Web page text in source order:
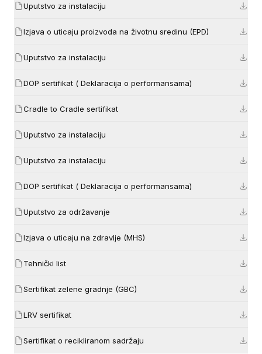
Uputstvo za instalaciju
Izjava o uticaju proizvoda na životnu sredinu (EPD)
Uputstvo za instalaciju
DOP sertifikat ( Deklaracija o performansama)
Cradle to Cradle sertifikat
Uputstvo za instalaciju
Uputstvo za instalaciju
DOP sertifikat ( Deklaracija o performansama)
Uputstvo za održavanje
Izjava o uticaju na zdravlje (MHS)
Tehnički list
Sertifikat zelene gradnje (GBC)
LRV sertifikat
Sertifikat o recikliranom sadržaju